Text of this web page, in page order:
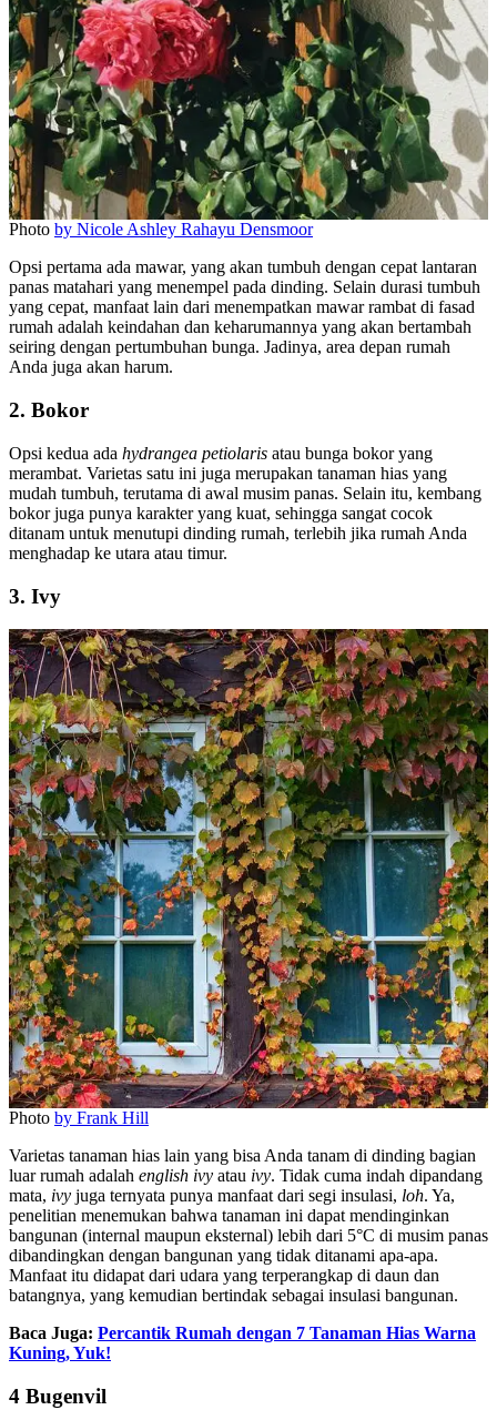
Photo by Nicole Ashley Rahayu Densmoor
Opsi pertama ada mawar, yang akan tumbuh dengan cepat lantaran
panas matahari yang menempel pada dinding. Selain durasi tumbuh
yang cepat, manfaat lain dari menempatkan mawar rambat di fasad
rumah adalah keindahan dan keharumannya yang akan bertambah
seiring dengan pertumbuhan bunga. Jadinya, area depan rumah
Anda juga akan harum.
2. Bokor
Opsi kedua ada hydrangea petiolaris atau bunga bokor yang
merambat. Varietas satu ini juga merupakan tanaman hias yang
mudah tumbuh, terutama di awal musim panas. Selain itu, kembang
bokor juga punya karakter yang kuat, sehingga sangat cocok
ditanam untuk menutupi dinding rumah, terlebih jika rumah Anda
menghadap ke utara atau timur.
3. Ivy
Photo by Frank Hill
Varietas tanaman hias lain yang bisa Anda tanam di dinding bagian
luar rumah adalah english ivy atau ivy. Tidak cuma indah dipandang
mata, ivy juga ternyata punya manfaat dari segi insulasi, loh. Ya,
penelitian menemukan bahwa tanaman ini dapat mendinginkan
bangunan (internal maupun eksternal) lebih dari 5°C di musim panas
dibandingkan dengan bangunan yang tidak ditanami apa-apa.
Manfaat itu didapat dari udara yang terperangkap di daun dan
batangnya, yang kemudian bertindak sebagai insulasi bangunan.
Baca Juga: Percantik Rumah dengan 7 Tanaman Hias Warna
Kuning, Yuk!
4 Bugenvil